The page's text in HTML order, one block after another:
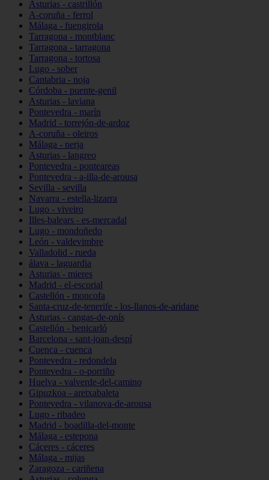
Asturias - castrillón
A-coruña - ferrol
Málaga - fuengirola
Tarragona - montblanc
Tarragona - tarragona
Tarragona - tortosa
Lugo - sober
Cantabria - noja
Córdoba - puente-genil
Asturias - laviana
Pontevedra - marín
Madrid - torrejón-de-ardoz
A-coruña - oleiros
Málaga - nerja
Asturias - langreo
Pontevedra - ponteareas
Pontevedra - a-illa-de-arousa
Sevilla - sevilla
Navarra - estella-lizarra
Lugo - viveiro
Illes-balears - es-mercadal
Lugo - mondoñedo
León - valdevimbre
Valladolid - rueda
álava - laguardia
Asturias - mieres
Madrid - el-escorial
Castellón - moncofa
Santa-cruz-de-tenerife - los-llanos-de-aridane
Asturias - cangas-de-onís
Castellón - benicarló
Barcelona - sant-joan-despí
Cuenca - cuenca
Pontevedra - redondela
Pontevedra - o-porriño
Huelva - valverde-del-camino
Gipuzkoa - aretxabaleta
Pontevedra - vilanova-de-arousa
Lugo - ribadeo
Madrid - boadilla-del-monte
Málaga - estepona
Cáceres - cáceres
Málaga - mijas
Zaragoza - cariñena